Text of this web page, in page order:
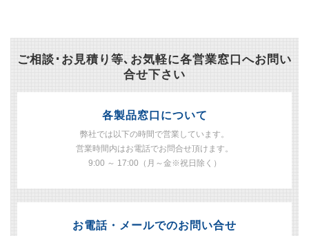
ご相談･お見積り等､お気軽に各営業窓口へお問い
合せ下さい
各製品窓口について
弊社では以下の時間で営業しています。
営業時間内はお電話でお問合せ頂けます。
9:00 ～ 17:00（月～金※祝日除く）
お電話・メールでのお問い合せ